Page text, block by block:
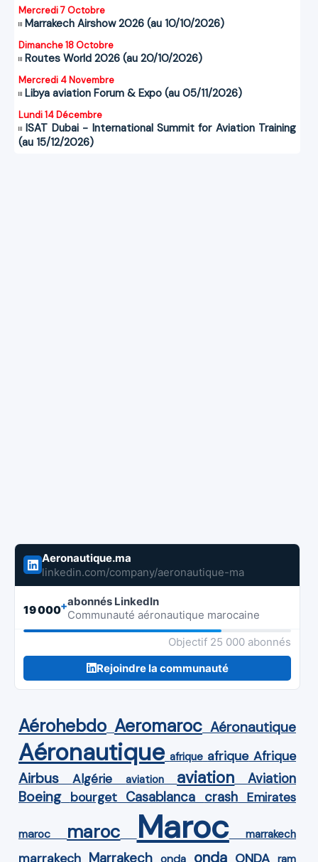
Mercredi 7 Octobre
Marrakech Airshow 2026 (au 10/10/2026)
Dimanche 18 Octobre
Routes World 2026 (au 20/10/2026)
Mercredi 4 Novembre
Libya aviation Forum & Expo (au 05/11/2026)
Lundi 14 Décembre
ISAT Dubai - International Summit for Aviation Training
(au 15/12/2026)
Aeronautique.ma
linkedin.com/company/aeronautique-ma
19 000+abonnés LinkedIn
Communauté aéronautique marocaine
Objectif 25 000 abonnés
Rejoindre la communauté
Aérohebdo Aeromaroc Aéronautique
Aéronautique afrique afrique Afrique
Airbus Algérie aviation aviation Aviation
Boeing bourget Casablanca crash Emirates
maroc maroc Maroc marrakech
marrakech Marrakech onda onda ONDA ram